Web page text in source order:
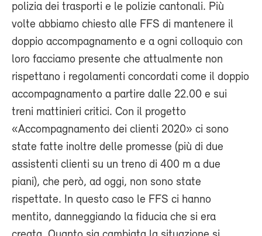
polizia dei trasporti e le polizie cantonali. Più
volte abbiamo chiesto alle FFS di mantenere il
doppio accompagnamento e a ogni colloquio con
loro facciamo presente che attualmente non
rispettano i regolamenti concordati come il doppio
accompagnamento a partire dalle 22.00 e sui
treni mattinieri critici. Con il progetto
«Accompagnamento dei clienti 2020» ci sono
state fatte inoltre delle promesse (più di due
assistenti clienti su un treno di 400 m a due
piani), che però, ad oggi, non sono state
rispettate. In questo caso le FFS ci hanno
mentito, danneggiando la fiducia che si era